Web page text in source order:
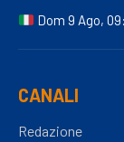
Dom 9 Ago,
CANALI
Redazione